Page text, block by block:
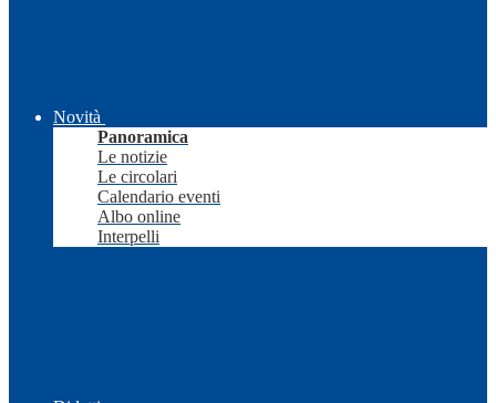
Novità
Panoramica
Le notizie
Le circolari
Calendario eventi
Albo online
Interpelli